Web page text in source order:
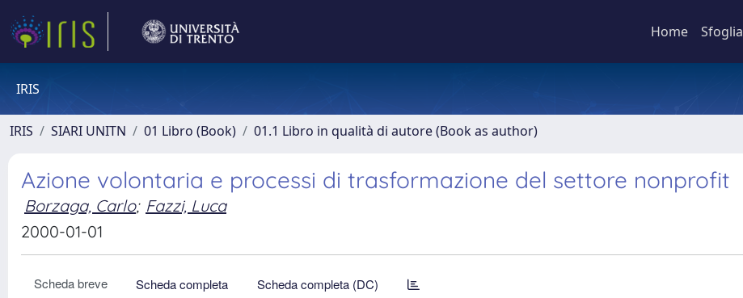
Home Sfoglia
IRIS
IRIS SIARI UNITN 01 Libro (Book) 01.1 Libro in qualità di autore (Book as author)
Azione volontaria e processi di trasformazione del settore nonprofit
Borzaga, Carlo; Fazzi, Luca
2000-01-01
Scheda breve Scheda completa Scheda completa (DC)